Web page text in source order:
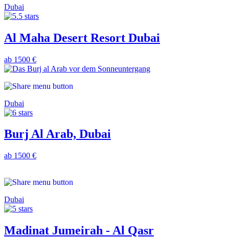
Dubai
Al Maha Desert Resort Dubai
ab 1500 €
Dubai
Burj Al Arab, Dubai
ab 1500 €
Dubai
Madinat Jumeirah - Al Qasr